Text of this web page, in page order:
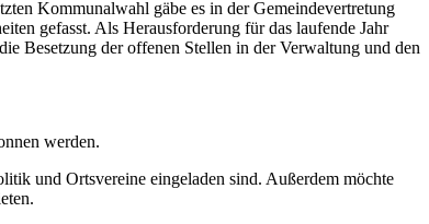
Kommunalwahl gäbe es in der Gemeindevertretung
gefasst. Als Herausforderung für das laufende Jahr
Besetzung der offenen Stellen in der Verwaltung und den
werden.
und Ortsvereine eingeladen sind. Außerdem möchte